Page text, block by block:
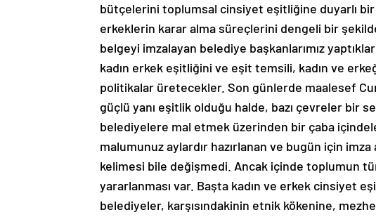
bütçelerini toplumsal cinsiyet eşitliğine duyarlı bir
erkeklerin karar alma süreçlerini dengeli bir şekilde
belgeyi imzalayan belediye başkanlarımız
kadın erkek eşitliğini ve eşit temsili, kadın ve
politikalar üretecekler. Son günlerde maalesef
güçlü yanı eşitlik olduğu halde, bazı çevreler bir
belediyelere mal etmek üzerinden bir çaba
malumunuz aylardır hazırlanan ve bugün için imza
kelimesi bile değişmedi. Ancak içinde toplumun
yararlanması var. Başta kadın ve erkek cinsiyet
belediyeler, karşısındakinin etnik kökenine,